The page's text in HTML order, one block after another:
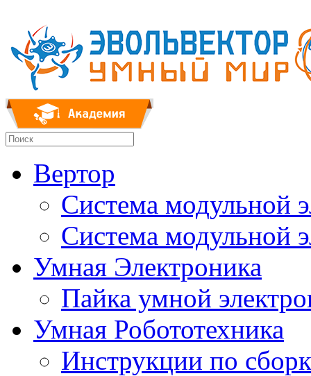
Вертор
Система модульной
Система модульной
Умная Электроника
Пайка умной
Умная Робототехника
Инструкции по